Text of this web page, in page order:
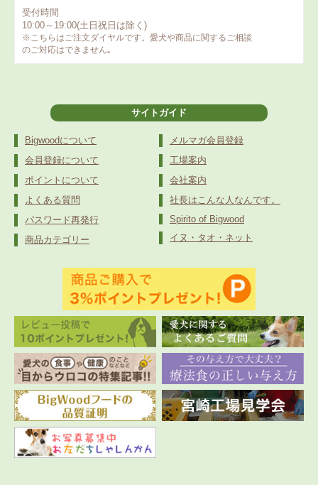
受付時間
10:00～19:00(土日祝日は除く)
※こちらはご注文ダイヤルです。愛犬や商品に関するご相談
のご対応はできません｡
サイトガイド
Bigwoodについて
会員登録について
ポイントについて
よくある質問
パスワード再発行
商品カテゴリー
メルマガ会員登録
工場案内
会社案内
社長はこんな人なんです。
Spirito of Bigwood
イヌ・タオ・ネット